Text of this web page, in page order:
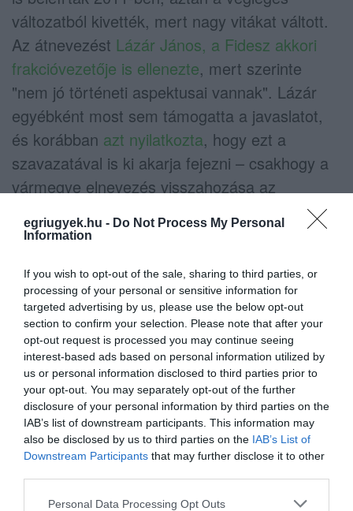
egriugyek.hu - Do Not Process My Personal
Information
If you wish to opt-out of the sale, sharing to third parties, or
processing of your personal or sensitive information for
targeted advertising by us, please use the below opt-out
section to confirm your selection. Please note that after your
opt-out request is processed you may continue seeing
interest-based ads based on personal information utilized by
us or personal information disclosed to third parties prior to
your opt-out. You may separately opt-out of the further
disclosure of your personal information by third parties on the
IAB’s list of downstream participants. This information may
also be disclosed by us to third parties on the IAB’s List of
Downstream Participants that may further disclose it to other
Please note that this website/app uses one or more Google
Personal Data Processing Opt Outs
változatból kivették, mert nagy vitákat váltott.
Az átnevezést Lázár János, a Fidesz akkori
frakcióvezetője is ellenezte, mert szerinte
"nem jó történeti aspektusai vannak". Lázár
egyébként most sem támogatta a javaslatot,
és korábban azt nyilatkozta, hogy ezt a
szavazatával is ki akarja fejezni – csakhogy a
vármegye elnevezés visszahozása az
viszont a fenntartásaival együtt is
(ellentétben a kormánymegbízottak
átnevezéséről szóló törvénnyel, amit viszont
nem szavazott meg).
Elfogadták a 2023-as költségvetést is
A keddi naponelfogadták a jövő évre
vonatkozó költségvetést isa parlamentben: a
zárószavazáson 135 igen, 54 nem és egy
tartózkodó szavazatot kapott a
törvényjavaslat. A költségvetésben a kormány